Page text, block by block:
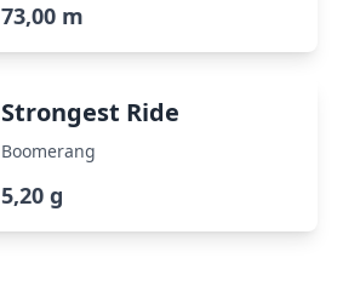
73,00 m
Strongest Ride
Boomerang
5,20 g